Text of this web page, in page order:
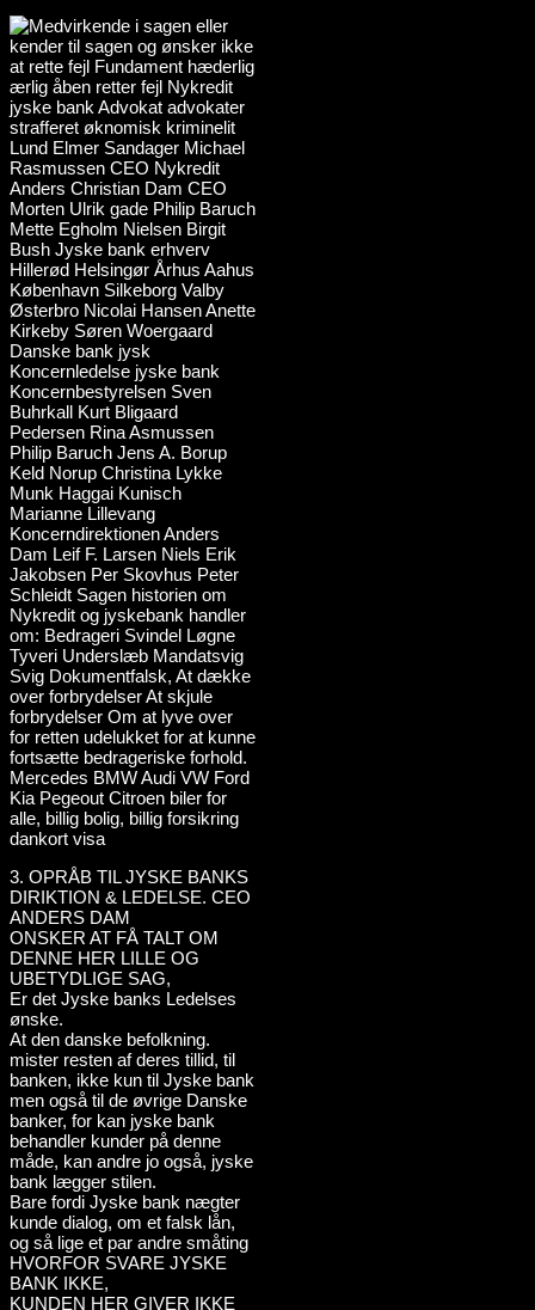
3. OPRÅB TIL JYSKE BANKS
DIRIKTION & LEDELSE. CEO
ANDERS DAM
ONSKER AT FÅ TALT OM
DENNE HER LILLE OG
UBETYDLIGE SAG,
Er det Jyske banks Ledelses
ønske.
At den danske befolkning.
mister resten af deres tillid, til
banken, ikke kun til Jyske bank
men også til de øvrige Danske
banker, for kan jyske bank
behandler kunder på denne
måde, kan andre jo også, jyske
bank lægger stilen.
Bare fordi Jyske bank nægter
kunde dialog, om et falsk lån,
og så lige et par andre småting
HVORFOR SVARE JYSKE
BANK IKKE,
KUNDEN HER GIVER IKKE